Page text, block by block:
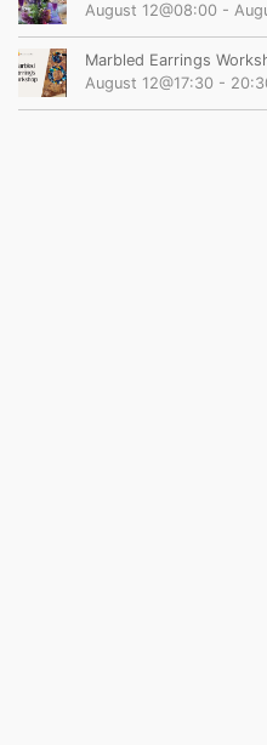
August 12@08:00 -
Marbled Earrings
August 12@17:30 -